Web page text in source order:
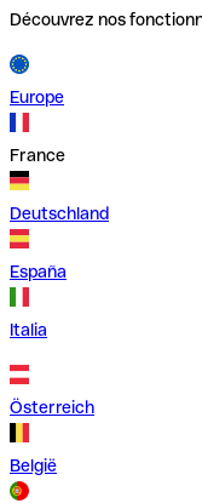
Découvrez nos
Europe
France
Deutschland
España
Italia
Österreich
België